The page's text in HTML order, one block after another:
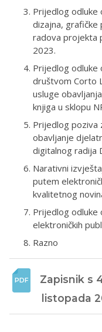
Prijedlog odluke
dizajna, grafičke
radova projekta
2023.
Prijedlog odluke
društvom Corto
usluge
knjiga u sklopu
Prijedlog poziva
obavljanje
digitalnog radija
Narativni
putem
kvalitetnog
Prijedlog odluke
elektroničkih
Razno
Zapisnik s
listopada